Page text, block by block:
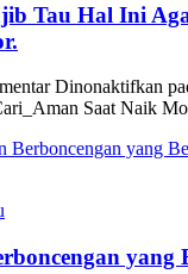
Tau Hal Ini
Dinonaktifkan
Saat Naik
yang